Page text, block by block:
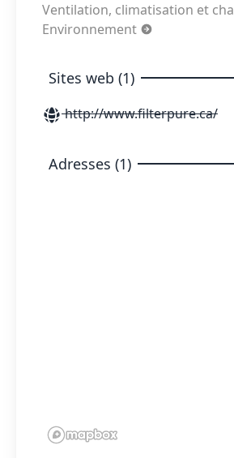
Ventilation, climatisation et
Environnement
Sites web (1)
http://www.filterpure.ca/
Adresses (1)